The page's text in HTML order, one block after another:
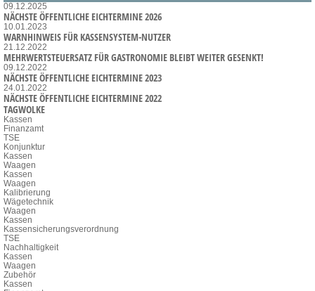
09.12.2025
NÄCHSTE ÖFFENTLICHE EICHTERMINE 2026
10.01.2023
WARNHINWEIS FÜR KASSENSYSTEM-NUTZER
21.12.2022
MEHRWERTSTEUERSATZ FÜR GASTRONOMIE BLEIBT WEITER GESENKT!
09.12.2022
NÄCHSTE ÖFFENTLICHE EICHTERMINE 2023
24.01.2022
NÄCHSTE ÖFFENTLICHE EICHTERMINE 2022
TAGWOLKE
Kassen
Finanzamt
TSE
Konjunktur
Kassen
Waagen
Kassen
Waagen
Kalibrierung
Wägetechnik
Waagen
Kassen
Kassensicherungsverordnung
TSE
Nachhaltigkeit
Kassen
Waagen
Zubehör
Kassen